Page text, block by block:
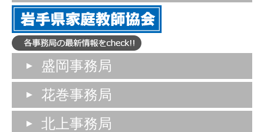
盛岡事務局
花巻事務局
北上事務局